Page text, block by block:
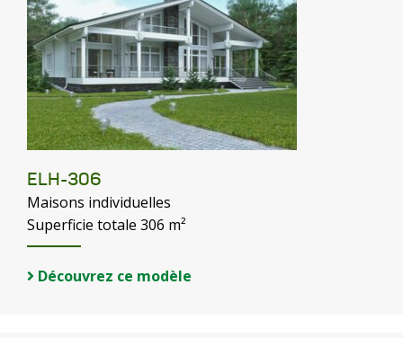
ELH-306
Maisons individuelles
Superficie totale 306 m²
Découvrez ce modèle